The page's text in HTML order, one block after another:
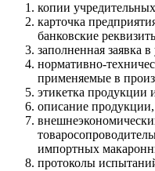
копии
карточка
банковские
заполненная заявка
нормативно-
применяемые в
этикетка продукции
описание
импортных
протоколы